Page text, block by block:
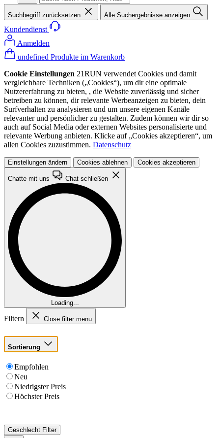
Suchbegriff zurücksetzen Alle Suchergebnisse anzeigen
Kundendienst
Anmelden
undefined Produkte im Warenkorb
Cookie Einstellungen 21RUN verwendet Cookies und damit
vergleichbare Techniken („Cookies“), um dir eine optimale
Nutzererfahrung zu bieten, , die Website zuverlässig und sicher
betreiben zu können, dir relevante Werbeanzeigen zu bieten, dein
Surfverhalten zu analysieren und um unsere eigenen Kanäle
relevanter und persönlicher zu gestalten. Zudem können wir dir so
auch auf Social Media oder externen Websites personalisierte und
relevante Werbung anbieten. Klicke auf „Cookies akzeptieren“, um
allen Cookies zuzustimmen. Datenschutz
Einstellungen ändern Cookies ablehnen Cookies akzeptieren
Chatte mit uns Chat schließen
Loading...
Filtern Close filter menu
Sortierung
Empfohlen
Neu
Niedrigster Preis
Höchster Preis
Geschlecht Filter